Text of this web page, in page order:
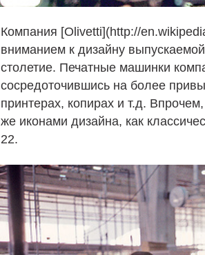
Компания [Olivetti](http://
вниманием к дизайну
столетие. Печатные машинки
сосредоточившись на более
принтерах, копирах и т.д.
же иконами дизайна, как
22.